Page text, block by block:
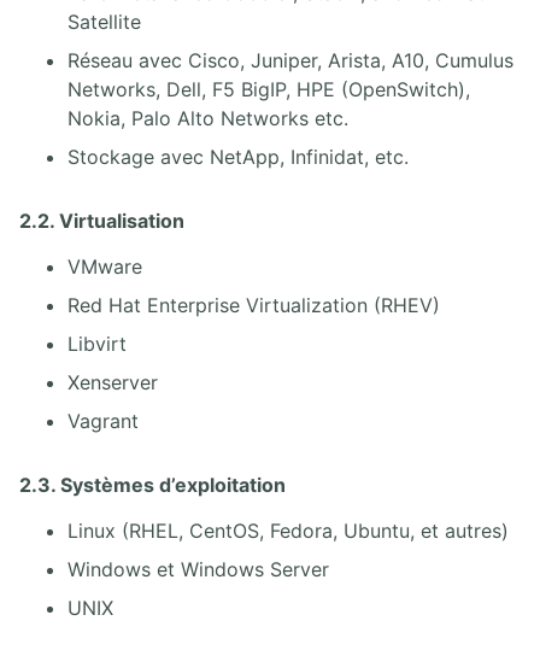
Satellite
Réseau avec Cisco, Juniper, Arista, A10, Cumulus
Networks, Dell, F5 BigIP, HPE (OpenSwitch),
Nokia, Palo Alto Networks etc.
Stockage avec NetApp, Infinidat, etc.
2.2. Virtualisation
VMware
Red Hat Enterprise Virtualization (RHEV)
Libvirt
Xenserver
Vagrant
2.3. Systèmes d’exploitation
Linux (RHEL, CentOS, Fedora, Ubuntu, et autres)
Windows et Windows Server
UNIX